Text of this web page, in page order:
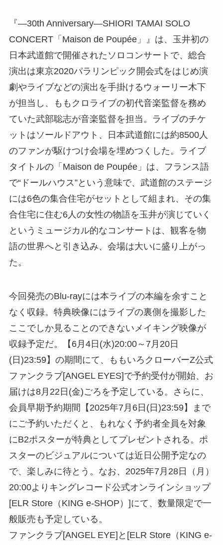
『―30th Anniversary―SHIORI TAMAI SOLO
CONCERT「Maison de Poupée」』は、玉井初の
日本武道館で開催されたソロコンサートで、総合
演出は東京2020パラリンピック開会式をはじめ演
劇やライブなどの演出を手掛けるウォーリー木下
が担当し、ももクロライブの初代音楽監督を務め
ていた武部聡志が音楽監督を担当。ライブのチケ
ットはソールドアウト、日本武道館には約8500人
のファンが駆けつけ会場を埋めつくした。ライブ
タイトルの「Maison de Poupée」は、フランス語
で“ドールハウス”という意味で、武道館のステージ
には6色の集合住宅がセットとして組まれ、その集
合住宅に住む6人の女性の物語を玉井が演じていく
というミュージカル的なコンサートは、観客を物
語の世界へと引き込み、会場は大いに盛り上がっ
た。
今回発売のBlu-rayには本ライブの本編を余すこと
なく収録。特典映像にはライブの裏側を撮影した
ここでしか見ることのできないメイキング映像が
収録予定だ。【6月4日(水)20:00～7月20日
(日)23:59】の期間にて、ももいろクローバーZ公式
ファンクラブ[ANGEL EYES]で予約受付が開始、お
届けは8月22日(金)ごろを予定している。さらに、
会員早期予約期間【2025年7月6日(日)23:59】まで
にご予約いただくと、もれなく予約者全員を対象
にB2ポスターが特典としてプレゼントされる。ポ
スターのビジュアルについては近日公開予定なの
で、楽しみに待とう。なお、2025年7月28日（月）
20:00よりキングレコード公式オンラインショップ
[ELR Store（KING e-SHOP）]にて、数量限定で一
般販売も予定している。
ファンクラブ[ANGEL EYE]と[ELR Store（KING e-